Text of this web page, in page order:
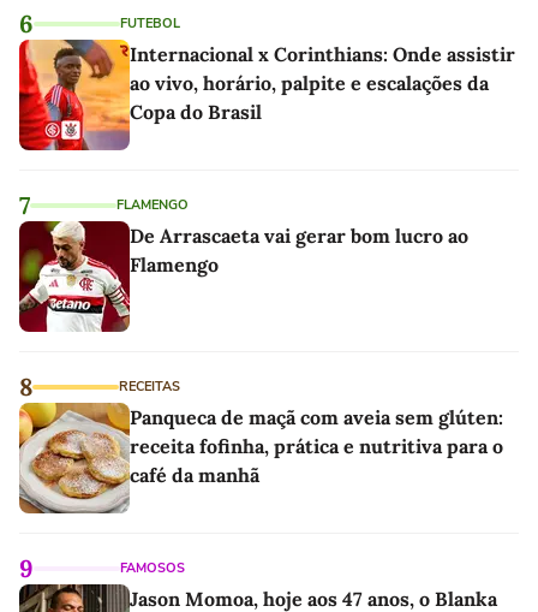
6 FUTEBOL
Internacional x Corinthians: Onde assistir
ao vivo, horário, palpite e escalações da
Copa do Brasil
7 FLAMENGO
De Arrascaeta vai gerar bom lucro ao
Flamengo
8 RECEITAS
Panqueca de maçã com aveia sem glúten:
receita fofinha, prática e nutritiva para o
café da manhã
9 FAMOSOS
Jason Momoa, hoje aos 47 anos, o Blanka